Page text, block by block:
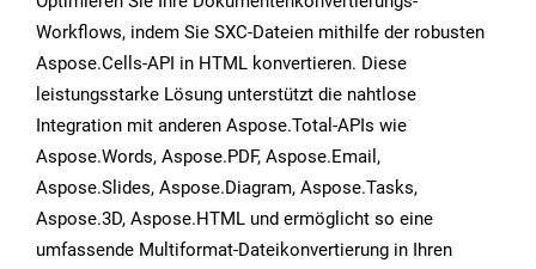
Workflows, indem Sie SXC-Dateien mithilfe der robusten
Aspose.Cells-API in HTML konvertieren. Diese
leistungsstarke Lösung unterstützt die nahtlose
Integration mit anderen Aspose.Total-APIs wie
Aspose.Words, Aspose.PDF, Aspose.Email,
Aspose.Slides, Aspose.Diagram, Aspose.Tasks,
Aspose.3D, Aspose.HTML und ermöglicht so eine
umfassende Multiformat-Dateikonvertierung in Ihren